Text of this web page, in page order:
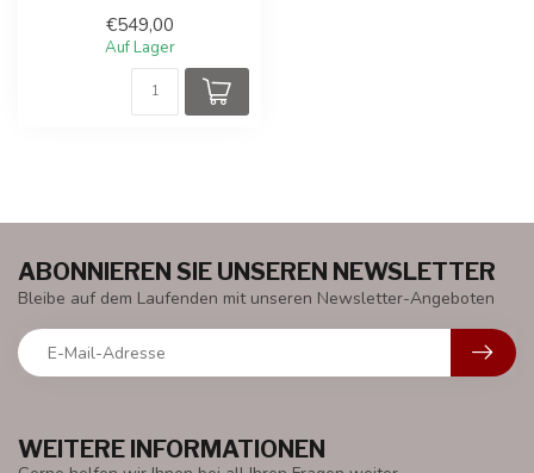
Au...
€549,00
Auf Lager
WEITERE INFORMATIONEN
ABONNIEREN SIE UNSEREN NEWSLETTER
Bleibe auf dem Laufenden mit unseren Newsletter-Angeboten